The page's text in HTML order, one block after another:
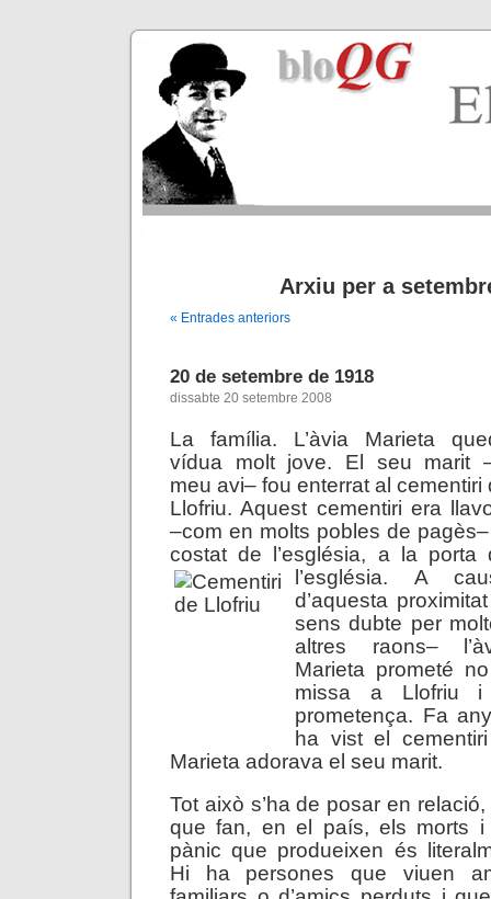
Arxiu per a
« Entrades anteriors
20 de setembre de 1918
dissabte 20 setembre 2008
La família. L’àvia Marieta
vídua molt jove. El seu marit
meu avi– fou enterrat al cementiri
Llofriu. Aquest cementiri era
–com en molts pobles de
costat de l’església, a la porta
l’església. A
d’aquesta
sens dubte per
altres raons–
Marieta prometé
missa a Llofriu
prometença. Fa
ha vist el
Marieta adorava el seu marit.
Tot això s’ha de posar en
que fan, en el país, els morts i
pànic que produeixen és
Hi ha persones que viuen